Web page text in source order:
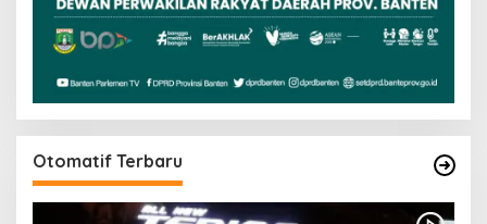
Otomatif Terbaru